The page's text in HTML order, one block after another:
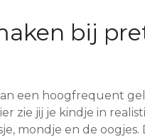
bij
een hoogfrequent
zie jij je kindje in
mondje en de oogjes.